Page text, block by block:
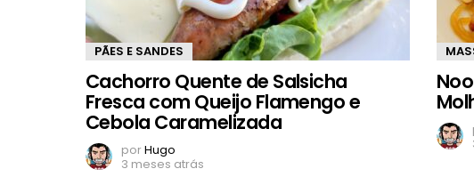
PÃES E SANDES
Cachorro Quente de Salsicha
Fresca com Queijo Flamengo e
Cebola Caramelizada
porHugo
3 meses atrás